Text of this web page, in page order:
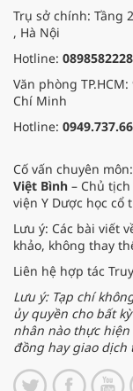
Trụ sở chính: Tầng
, Hà Nội
Hotline: 0898582228
Văn phòng
Chí Minh
Hotline:
Cố vấn chuyên môn:
Việt Bình – Chủ
viện Y Dược học cổ
Lưu ý: Các bài viết
khảo, không thay
Liên hệ hợp tác
Lưu ý: Tạp chí
ủy quyền cho bất
nhân nào thực
đồng hay giao dịch